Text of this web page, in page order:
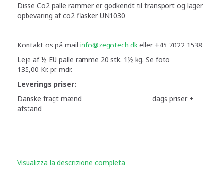
Disse Co2 palle rammer er godkendt til transport og lager
opbevaring af co2 flasker UN1030
Kontakt os på mail info@zegotech.dk eller +45 7022 1538
Leje af ½ EU palle ramme 20 stk. 1½ kg. Se foto
135,00 Kr. pr. mdr.
Leverings priser:
Danske fragt mænd dags priser +
afstand
Visualizza la descrizione completa